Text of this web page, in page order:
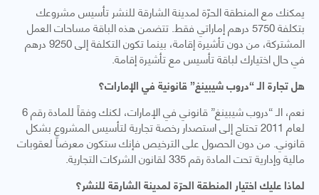
يمكنك مع المنطقة الحرّة لمدينة الشارقة للنشر تأسيس مشروعك
بتكلفة 5750 درهم إماراتي فقط. تتضمن هذه الباقة مساحات العمل
المشتركة، من دون تأشيرة إقامة، بينما تكون التكلفة إلى 9250 درهم
في حال اختيارك لباقة تأسيس مع تأشيرة إقامة.
هل تجارة الـ “دروب شيبينغ” قانونية في الإمارات؟
نعم، الـ “دروب شيبينغ” قانوني في الإمارات، لكنك وفقاً للمادة رقم 6
لعام 2011 تحتاج إلى استصدار رخصة تجارية لتأسيس المشروع بشكل
قانوني. من دون الحصول على الترخيص فإنك ستكون معرضاً لعقوبات
مالية وإدارية تحت المادة رقم 335 لقانون الشركات التجارية.
لماذا عليك اختيار المنطقة الحرّة لمدينة الشارقة للنشر؟